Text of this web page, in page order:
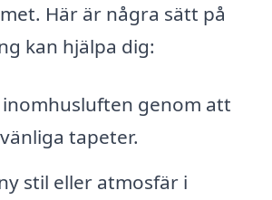
Här är några sätt på
kan hjälpa dig:
genom att
tapeter.
stil eller atmosfär i